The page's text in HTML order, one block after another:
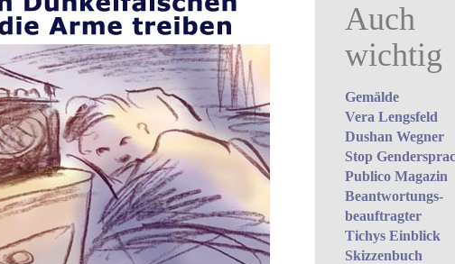
Auch
wichtig
Gemälde
Vera Lengsfeld
Dushan Wegner
Stop
Publico Magazin
Beantwortungs­
beauftragter
Tichys Einblick
Skizzenbuch